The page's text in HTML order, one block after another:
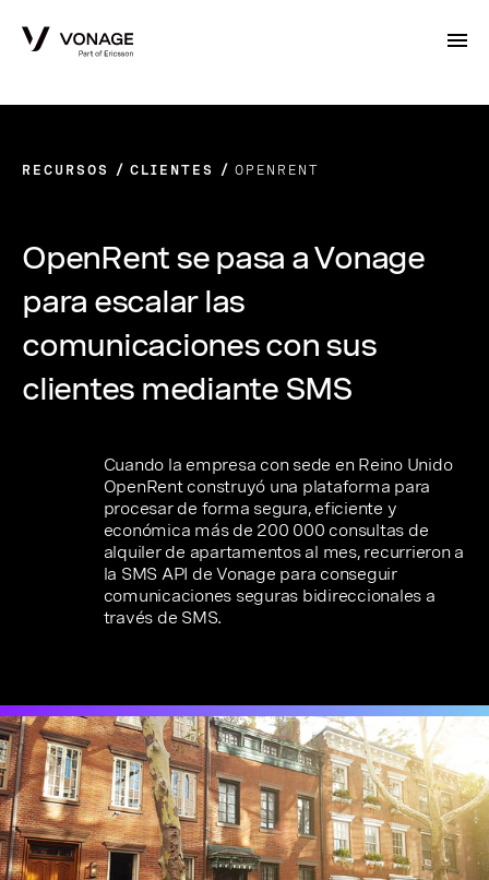
RECURSOS CLIENTES OPENRENT
OpenRent se pasa a Vonage
para escalar las
comunicaciones con sus
clientes mediante SMS
Cuando la empresa con sede en Reino Unido
OpenRent construyó una plataforma para
procesar de forma segura, eficiente y
económica más de 200 000 consultas de
alquiler de apartamentos al mes, recurrieron a
la SMS API de Vonage para conseguir
comunicaciones seguras bidireccionales a
través de SMS.